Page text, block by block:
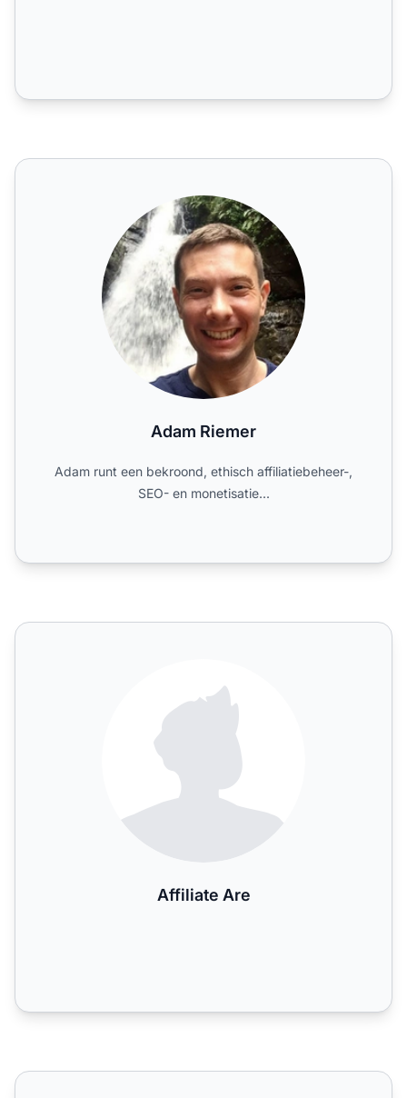
Adam Riemer
Adam runt een bekroond, ethisch affiliatiebeheer-,
SEO- en monetisatie...
Affiliate Are